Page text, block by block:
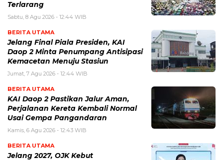
Terlarang
Sabtu, 8 Agu 2026 - 12:44 WIB
BERITA UTAMA
Jelang Final Piala Presiden, KAI
Daop 2 Minta Penumpang Antisipasi
Kemacetan Menuju Stasiun
Jumat, 7 Agu 2026 - 12:44 WIB
BERITA UTAMA
KAI Daop 2 Pastikan Jalur Aman,
Perjalanan Kereta Kembali Normal
Usai Gempa Pangandaran
Kamis, 6 Agu 2026 - 12:43 WIB
BERITA UTAMA
Jelang 2027, OJK Kebut